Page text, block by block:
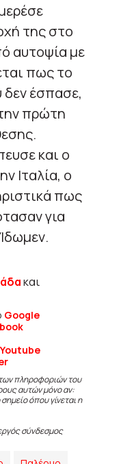
της στο
αυτοψία με
πως το
δεν έσπασε,
πρώτη
και ο
Ιταλία, ο
πως
για
και
Google
Youtube
πληροφοριών του
αυτών μόνο αν:
όπου γίνεται η
σύνδεσμος